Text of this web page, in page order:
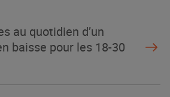
au quotidien d’un
baisse pour les 18-30